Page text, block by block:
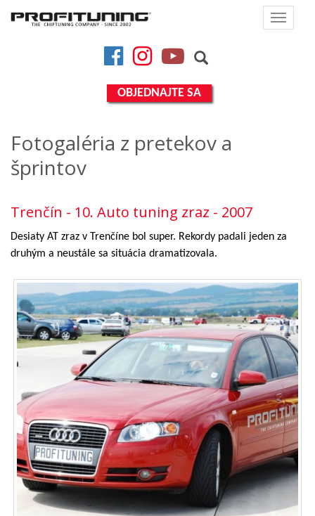
Toggle
FacebookInstagramYouTube
OBJEDNAJTE SA
Fotogaléria z pretekov a
šprintov
Trenčín - 10. Auto tuning zraz - 2007
Desiaty AT zraz v Trenčíne bol super. Rekordy padali jeden za
druhým a neustále sa situácia dramatizovala.